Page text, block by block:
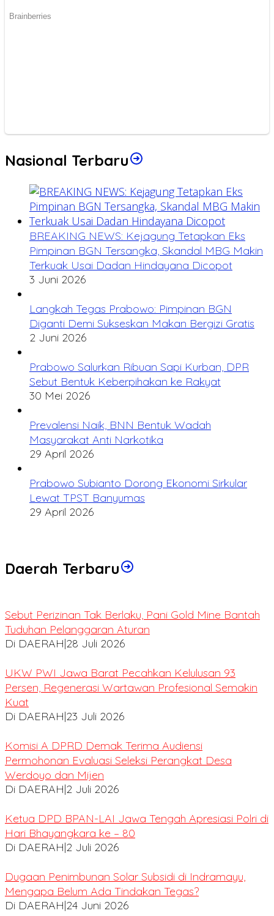
Nasional Terbaru
BREAKING NEWS: Kejagung Tetapkan Eks
Pimpinan BGN Tersangka, Skandal MBG Makin
Terkuak Usai Dadan Hindayana Dicopot
3 Juni 2026
Langkah Tegas Prabowo: Pimpinan BGN
Diganti Demi Sukseskan Makan Bergizi Gratis
2 Juni 2026
Prabowo Salurkan Ribuan Sapi Kurban, DPR
Sebut Bentuk Keberpihakan ke Rakyat
30 Mei 2026
Prevalensi Naik, BNN Bentuk Wadah
Masyarakat Anti Narkotika
29 April 2026
Prabowo Subianto Dorong Ekonomi Sirkular
Lewat TPST Banyumas
29 April 2026
Daerah Terbaru
Sebut Perizinan Tak Berlaku, Pani Gold Mine Bantah
Tuduhan Pelanggaran Aturan
Di DAERAH|28 Juli 2026
UKW PWI Jawa Barat Pecahkan Kelulusan 93
Persen, Regenerasi Wartawan Profesional Semakin
Kuat
Di DAERAH|23 Juli 2026
Komisi A DPRD Demak Terima Audiensi
Permohonan Evaluasi Seleksi Perangkat Desa
Werdoyo dan Mijen
Di DAERAH|2 Juli 2026
Ketua DPD BPAN-LAI Jawa Tengah Apresiasi Polri di
Hari Bhayangkara ke – 80
Di DAERAH|2 Juli 2026
Dugaan Penimbunan Solar Subsidi di Indramayu,
Mengapa Belum Ada Tindakan Tegas?
Di DAERAH|24 Juni 2026